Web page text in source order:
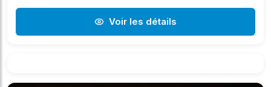
Voir les détails